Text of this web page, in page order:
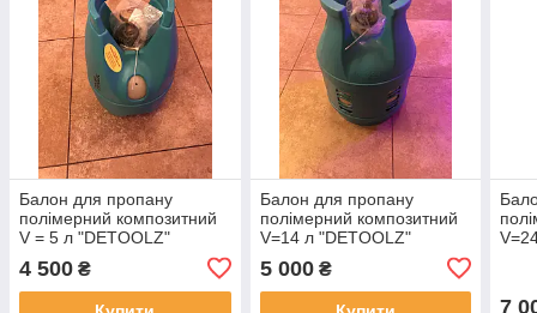
Балон для пропану
полімерний композитний
V = 5 л "DETOOLZ"
4 500 ₴
Балон для пропану
полімерний композитний
V=14 л "DETOOLZ"
5 000₴
7